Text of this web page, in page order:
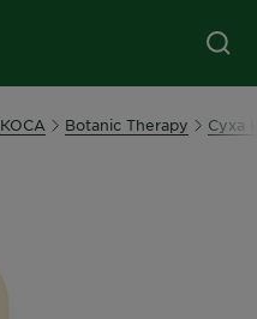
Botanic Therapy Суха